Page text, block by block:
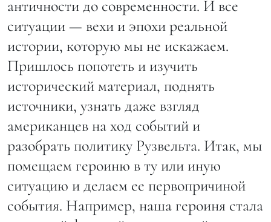
античности до современности. И все
ситуации — вехи и эпохи реальной
истории, которую мы не искажаем.
Пришлось попотеть и изучить
исторический материал, поднять
источники, узнать даже взгляд
американцев на ход событий и
разобрать политику Рузвельта. Итак, мы
помещаем героиню в ту или иную
ситуацию и делаем ее первопричиной
события. Например, наша героиня стала